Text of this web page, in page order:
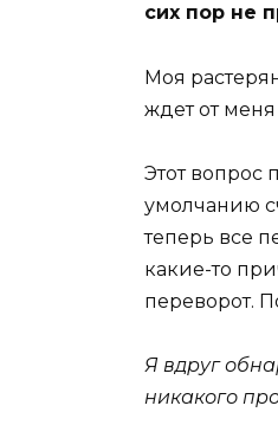
сих пор не
Моя
ждет от
Этот вопрос
умолчанию
теперь все
какие-то
переворот.
Я вдруг
никакого